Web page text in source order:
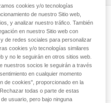
del polipasto
cookies y/o tecnologías
de nuestro Sitio web,
y analizar nuestro tráfico. También
en nuestro Sitio web con
de redes sociales para personalizar
cookies y/o tecnologías similares
y no le seguirán en otros sitios web.
nuestros socios le seguirán a través
en cualquier momento
de cookies", proporcionado en la
todas o parte de estas
usuario, pero bajo ninguna